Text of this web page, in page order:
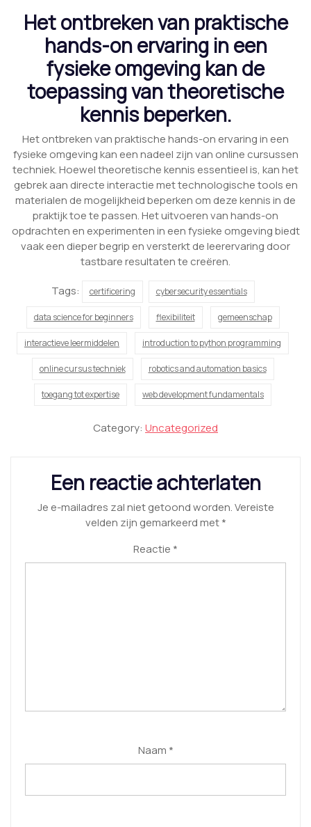
Het ontbreken van praktische
hands-on ervaring in een
fysieke omgeving kan de
toepassing van theoretische
kennis beperken.
Het ontbreken van praktische hands-on ervaring in een
fysieke omgeving kan een nadeel zijn van online cursussen
techniek. Hoewel theoretische kennis essentieel is, kan het
gebrek aan directe interactie met technologische tools en
materialen de mogelijkheid beperken om deze kennis in de
praktijk toe te passen. Het uitvoeren van hands-on
opdrachten en experimenten in een fysieke omgeving biedt
vaak een dieper begrip en versterkt de leerervaring door
tastbare resultaten te creëren.
Tags:
certificering cybersecurity essentials
data science for beginners flexibiliteit gemeenschap
interactieve leermiddelen introduction to python programming
online cursus techniek robotics and automation basics
toegang tot expertise web development fundamentals
Category: Uncategorized
Een reactie achterlaten
Je e-mailadres zal niet getoond worden.Vereiste
velden zijn gemarkeerd met*
Reactie *
Naam *